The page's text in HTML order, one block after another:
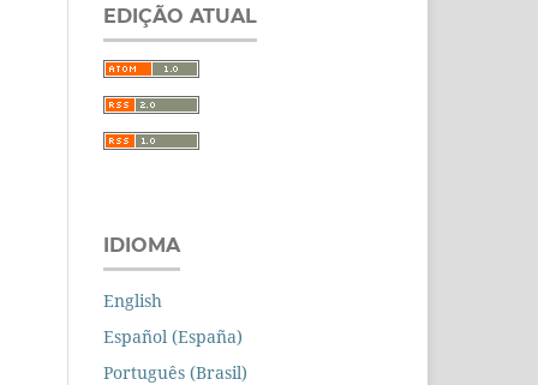
EDIÇÃO ATUAL
IDIOMA
English
Español (España)
Português (Brasil)